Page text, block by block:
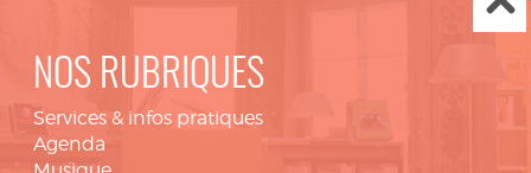
NOS RUBRIQUES
Services & infos pratiques
Agenda